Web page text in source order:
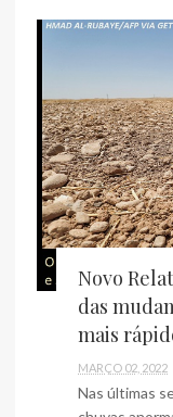
Novo
das
mais
MARÇO 02, 2022
Nas últimas